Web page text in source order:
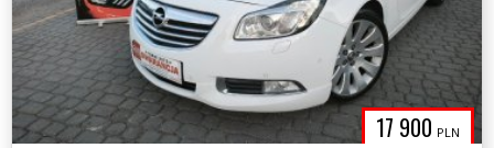
17 900 PLN